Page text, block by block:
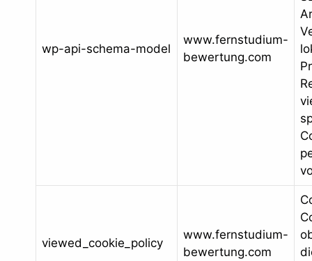
wp-api-schema-model
www.fernstudium-
bewertung.com
viewed_cookie_policy
www.fernstudium-
bewertung.com